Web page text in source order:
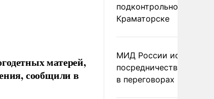
матерей,
сообщили в
подконтрольном Киеву
Краматорске
МИД России исключил
посредничество
в переговорах по